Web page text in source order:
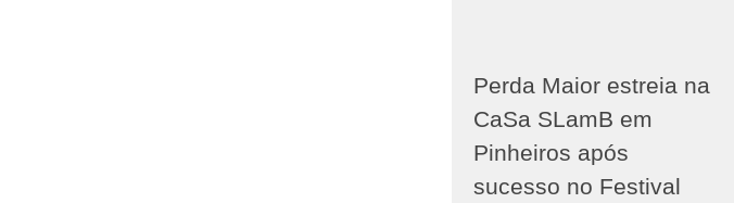
Perda Maior estreia na
CaSa SLamB em
Pinheiros após
sucesso no Festival